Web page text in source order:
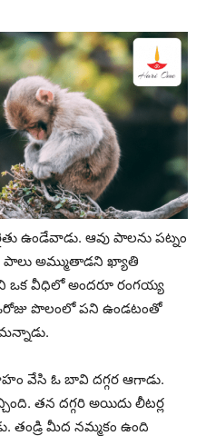
ఉండేవాడు. ఆవు పాలను పట్నం
పాలు అమ్ముతాడని ఖ్యాతి
ఒక వీధిలో అందరూ రంగయ్య
పొలంలో పని ఉండటంతో
వేసి ఓ బావి దగ్గర ఆగాడు.
తన దగ్గరి అయిదు లీటర్ల
తండ్రి మీద నమ్మకం ఉంది